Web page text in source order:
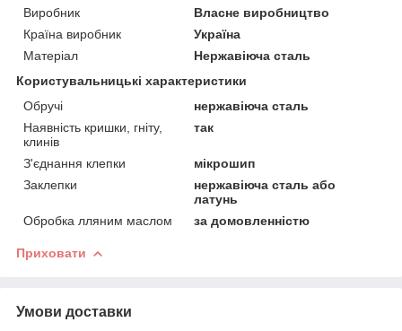
Виробник
Власне виробництво
Країна виробник
Україна
Матеріал
Нержавіюча сталь
Користувальницькі характеристики
Обручі
нержавіюча сталь
Наявність кришки, гніту,
клинів
так
З'єднання клепки
мікрошип
Заклепки
нержавіюча сталь або
латунь
Обробка лляним маслом
за домовленністю
Приховати
Умови доставки